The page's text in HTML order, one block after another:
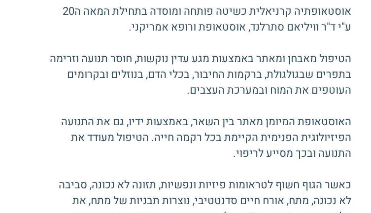
אוסטאופתיה קרניאלית כשיטה פותחה ומוסדה בתחילת המאה ה20
ע"י ד"ר וויליאם סתרלנד, אוסטאופת ורופא אמריקני.
הטיפול מאבחן ומאתר באמצעות מגע עדין נוקשות, חוסר תנועה וזרימה
בתפרים שבגולגולת, ברקמות החיבור, בכלי הדם, בנוזלים ובקרומים
העוטפים את המוח ובמערכת העצבים.
האוסטאופת המיומן מאתר בין השאר, באמצעות ידיו, גם את התנועה
הפיזיולוגית הפנימית הקיימת בכל רקמה חייה. הטיפול מעודד את
התנועה ובכך מסייע לריפוי.
כאשר הגוף חשוף לטראומות פיזיות ונפשיות, תזונה לא נכונה, סביבה
לא נכונה, מתח, אורח חיים סדנטטיבי, נוצרות תבניות של מתח, את